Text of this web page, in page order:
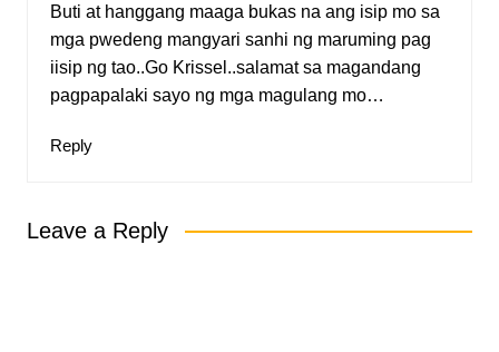
Buti at hanggang maaga bukas na ang isip mo sa
mga pwedeng mangyari sanhi ng maruming pag
iisip ng tao..Go Krissel..salamat sa magandang
pagpapalaki sayo ng mga magulang mo…
Reply
Leave a Reply